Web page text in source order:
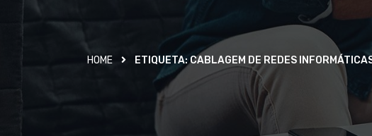
HOME ETIQUETA: CABLAGEM DE REDES